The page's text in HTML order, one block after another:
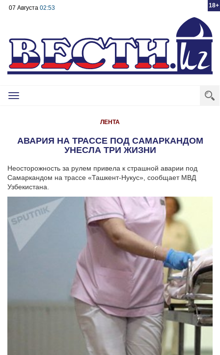
18+
07 Августа 02:53
Toggle
ЛЕНТА
АВАРИЯ НА ТРАССЕ ПОД САМАРКАНДОМ
УНЕСЛА ТРИ ЖИЗНИ
Неосторожность за рулем привела к страшной аварии под
Самаркандом на трассе «Ташкент-Нукус», сообщает МВД
Узбекистана.